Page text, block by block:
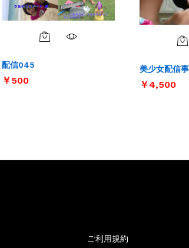
配信045
￥500
￥500
美少女配信
￥4,500
￥4,500
ご利用規約